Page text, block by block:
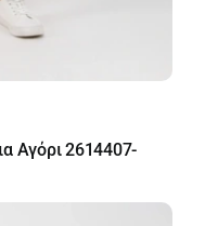
Αγόρι 2614407-